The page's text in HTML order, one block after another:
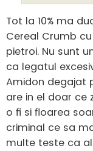
Tot la 10% ma
Cereal Crumb
pietroi. Nu sunt
ca legatul
Amidon degajat
are in el doar ce
o fi si floarea
criminal ce sa
multe teste ca